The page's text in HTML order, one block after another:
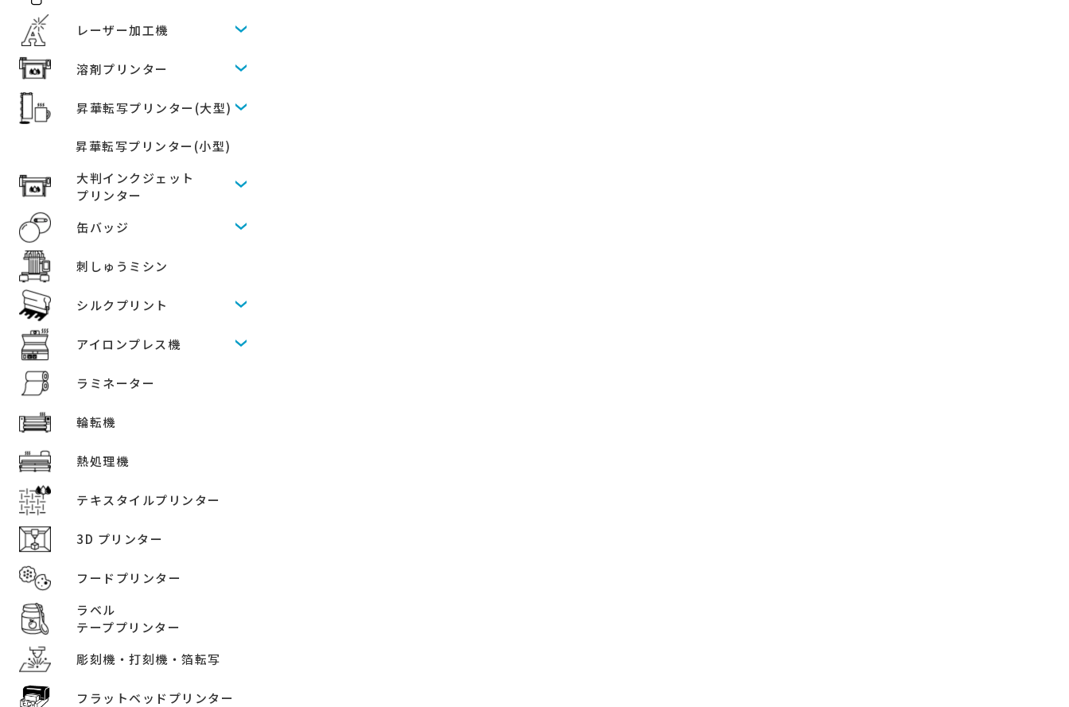
レーザー加工機
溶剤プリンター
昇華転写プリンター(大型)
昇華転写プリンター(小型)
大判インクジェット
プリンター
缶バッジ
刺しゅうミシン
シルクプリント
アイロンプレス機
ラミネーター
輪転機
熱処理機
テキスタイルプリンター
3D プリンター
フードプリンター
ラベル
テーププリンター
彫刻機・打刻機・箔転写
フラットベッドプリンター